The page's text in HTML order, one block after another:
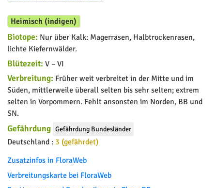
Heimisch (indigen)
Biotope: Nur über Kalk: Magerrasen, Halbtrockenrasen,
lichte Kiefernwälder.
Blütezeit: V – VI
Verbreitung: Früher weit verbreitet in der Mitte und im
Süden, mittlerweile überall selten bis sehr selten; extrem
selten in Vorpommern. Fehlt ansonsten im Norden, BB und
SN.
Gefährdung Gefährdung Bundesländer
Deutschland : 3 (gefährdet)
Zusatzinfos in FloraWeb
Verbreitungskarte bei FloraWeb